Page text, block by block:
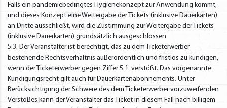
Falls ein pandemiebedingtes Hygienekonzept zur Anwendung kommt,
und dieses Konzept eine Weitergabe der Tickets (inklusive Dauerkarten)
an Dritte ausschließt, wird die Zustimmung zur Weitergabe der Tickets
(inklusive Dauerkarten) grundsätzlich ausgeschlossen
5.3. Der Veranstalter ist berechtigt, das zu dem Ticketerwerber
bestehende Rechtsverhältnis außerordentlich und fristlos zu kündigen,
wenn der Ticketerwerber gegen Ziffer 5.1. verstößt. Das vorgenannte
Kündigungsrecht gilt auch für Dauerkartenabonnements. Unter
Berücksichtigung der Schwere des dem Ticketerwerber vorzuwerfenden
Verstoßes kann der Veranstalter das Ticket in diesem Fall nach billigem